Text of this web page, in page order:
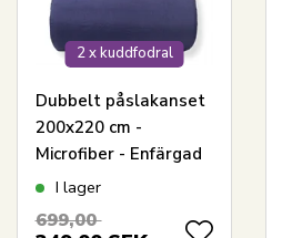
2 x kuddfodral
Dubbelt påslakanset
200x220 cm -
Microfiber - Enfärgad
mörkblå
I lager
699,00